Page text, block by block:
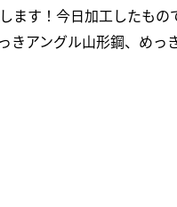
ます！今日加工したもの
きアングル山形鋼、め